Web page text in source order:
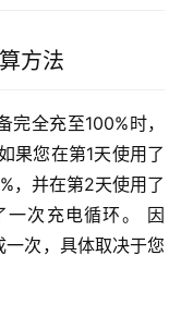
方法
全充至100%时，
果您在第1天使用了
，并在第2天使用了
一次充电循环。 因
次，具体取决于您